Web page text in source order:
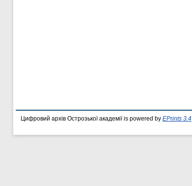
Цифровий архів Острозької академії is powered by EPrints 3.4